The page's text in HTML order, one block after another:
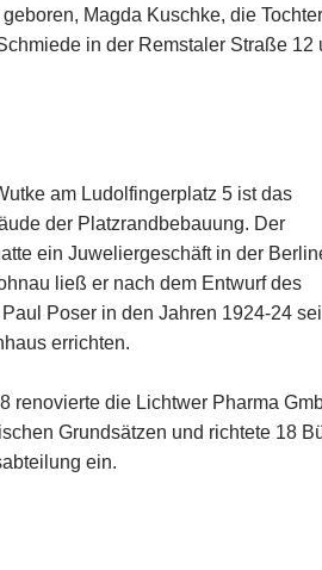
Magda Kuschke, die
in der Remstaler Straße
am Ludolfingerplatz 5 ist das
der Platzrandbebauung. Der
ein Juweliergeschäft in der
ließ er nach dem Entwurf des
Poser in den Jahren 1924-24
errichten.
renovierte die Lichtwer Pharma
Grundsätzen und richtete 18
ein.